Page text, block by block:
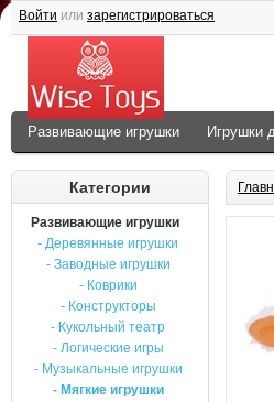
Войти или зарегистрироваться
Развивающие игрушки Игрушки
Категории
Развивающие игрушки
- Деревянные игрушки
- Заводные игрушки
- Коврики
- Конструкторы
- Кукольный театр
- Логические игры
- Музыкальные игрушки
- Мягкие игрушки